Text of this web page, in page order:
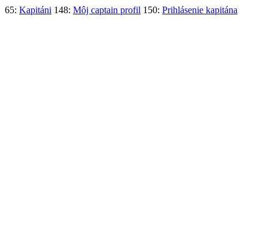
65: Kapitáni 148: Môj captain profil 150: Prihlásenie kapitána